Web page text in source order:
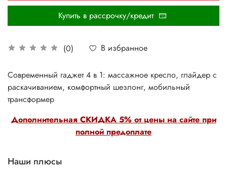
(0) В избранное
Купить в рассрочку/кредит
Дополнительная СКИДКА 5% от цены на сайте при
полной предоплате
Современный гаджет 4 в 1: массажное кресло, глайдер с
раскачиванием, комфортный шезлонг, мобильный
трансформер
Наши плюсы